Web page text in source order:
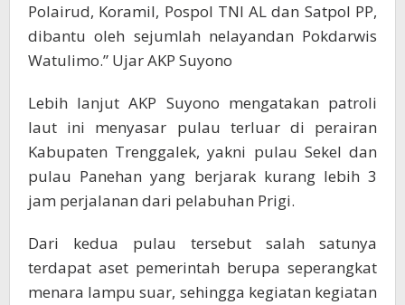
Polairud, Koramil, Pospol TNI AL dan Satpol PP,
dibantu oleh sejumlah nelayandan Pokdarwis
Watulimo.” Ujar AKP Suyono
Lebih lanjut AKP Suyono mengatakan patroli
laut ini menyasar pulau terluar di perairan
Kabupaten Trenggalek, yakni pulau Sekel dan
pulau Panehan yang berjarak kurang lebih 3
jam perjalanan dari pelabuhan Prigi.
Dari kedua pulau tersebut salah satunya
terdapat aset pemerintah berupa seperangkat
menara lampu suar, sehingga kegiatan kegiatan